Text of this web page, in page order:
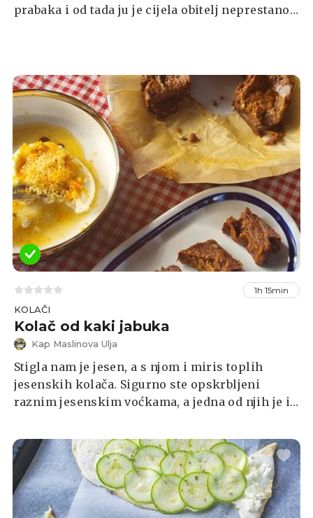
prabaka i od tada ju je cijela obitelj neprestano
1h 15min
KOLAČI
Kolač od kaki jabuka
Kap Maslinova Ulja
Stigla nam je jesen, a s njom i miris toplih
jesenskih kolača. Sigurno ste opskrbljeni
raznim jesenskim voćkama, a jedna od njih je i
baš dobili dosta za poklon, odlučila sam
smisliti recept za kolač.